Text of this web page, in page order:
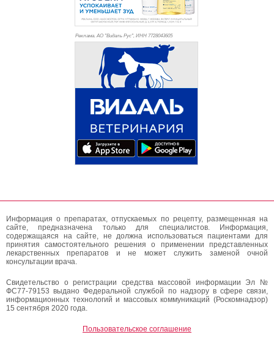
Реклама. АО "Видаль Рус", ИНН 7728043605
Информация о препаратах, отпускаемых по рецепту, размещенная на
сайте, предназначена только для специалистов. Информация,
содержащаяся на сайте, не должна использоваться пациентами для
принятия самостоятельного решения о применении представленных
лекарственных препаратов и не может служить заменой очной
консультации врача.
Свидетельство о регистрации средства массовой информации Эл №
ФС77-79153 выдано Федеральной службой по надзору в сфере связи,
информационных технологий и массовых коммуникаций (Роскомнадзор)
15 сентября 2020 года.
Пользовательское соглашение